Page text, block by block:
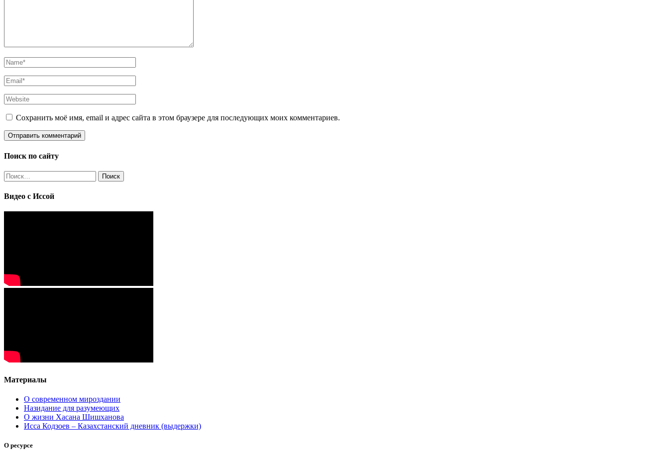
Сохранить моё имя, email и адрес сайта в этом браузере для последующих моих комментариев.
Поиск по сайту
Найти:
Видео с Иссой
Материалы
О современном мироздании
Назидание для разумеющих
О жизни Хасана Шишханова
Исса Кодзоев – Казахстанский дневник (выдержки)
О ресурсе